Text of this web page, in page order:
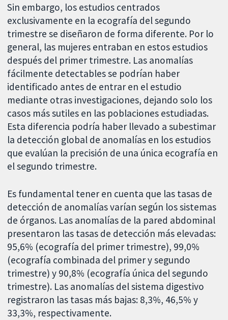
Sin embargo, los estudios centrados
exclusivamente en la ecografía del segundo
trimestre se diseñaron de forma diferente. Por lo
general, las mujeres entraban en estos estudios
después del primer trimestre. Las anomalías
fácilmente detectables se podrían haber
identificado antes de entrar en el estudio
mediante otras investigaciones, dejando solo los
casos más sutiles en las poblaciones estudiadas.
Esta diferencia podría haber llevado a subestimar
la detección global de anomalías en los estudios
que evalúan la precisión de una única ecografía en
el segundo trimestre.
Es fundamental tener en cuenta que las tasas de
detección de anomalías varían según los sistemas
de órganos. Las anomalías de la pared abdominal
presentaron las tasas de detección más elevadas:
95,6% (ecografía del primer trimestre), 99,0%
(ecografía combinada del primer y segundo
trimestre) y 90,8% (ecografía única del segundo
trimestre). Las anomalías del sistema digestivo
registraron las tasas más bajas: 8,3%, 46,5% y
33,3%, respectivamente.